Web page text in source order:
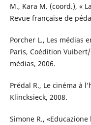
M., Kara M. (coord.), «
Revue française de
Porcher L., Les médias
Paris, Coédition
médias, 2006.
Prédal R., Le cinéma à
Klincksieck, 2008.
Simone R.,